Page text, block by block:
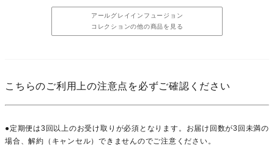
アールグレイインフュージョン
コレクションの他の商品を見る
こちらのご利用上の注意点を必ずご確認ください
●定期便は3回以上のお受け取りが必須となります。お届け回数が3回未満の
場合、解約（キャンセル）できませんのでご注意ください。